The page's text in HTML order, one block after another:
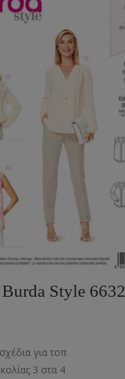
Style 6632
για τοπ
3 στα 4